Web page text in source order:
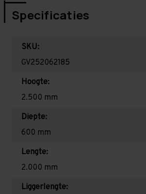
Specificaties
SKU:
GV252062185
Hoogte:
2.500 mm
Diepte:
600 mm
Lengte:
2.000 mm
Liggerlengte: